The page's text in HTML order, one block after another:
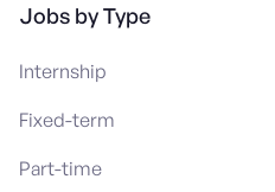
Jobs by Type
Internship
Fixed-term
Part-time